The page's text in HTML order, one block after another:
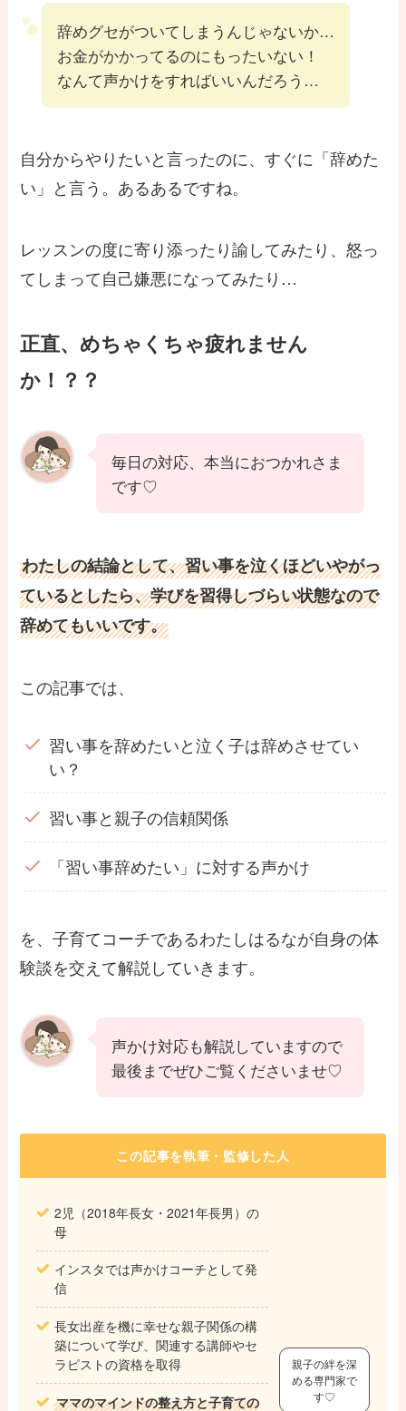
辞めグセがついてしまうんじゃないか…
お金がかかってるのにもったいない！
なんて声かけをすればいいんだろう…
自分からやりたいと言ったのに、すぐに「辞めた
い」と言う。あるあるですね。
レッスンの度に寄り添ったり諭してみたり、怒っ
てしまって自己嫌悪になってみたり…
正直、めちゃくちゃ疲れません
か！？？
毎日の対応、本当におつかれさま
です♡
わたしの結論として、習い事を泣くほどいやがっ
ているとしたら、学びを習得しづらい状態なので
辞めてもいいです。
この記事では、
習い事を辞めたいと泣く子は辞めさせてい
い？
習い事と親子の信頼関係
「習い事辞めたい」に対する声かけ
を、子育てコーチであるわたしはるなが自身の体
験談を交えて解説していきます。
声かけ対応も解説していますので
最後までぜひご覧くださいませ♡
この記事を執筆・監修した人
2児（2018年長女・2021年長男）の
母
インスタでは声かけコーチとして発
信
長女出産を機に幸せな親子関係の構
築について学び、関連する講師やセ
ラピストの資格を取得
ママのマインドの整え方と子育ての
親子の絆を深
める専門家で
す♡